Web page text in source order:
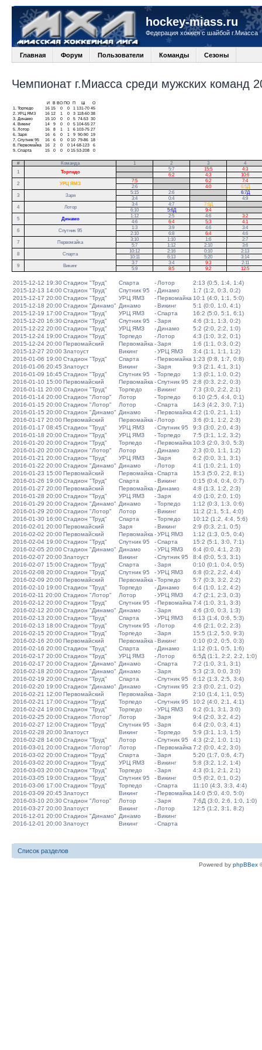
hockey-miass.ru
Федерация хоккея с шайбой г.Миасса
Главная Форум Пользователи Команды Сезоны
Чемпионат г.Миасса среди мужских команд
И В ВО ПО П
О
1.
Торпедо 16 15 0 0 1 131-70 45
2. УРЦ ЯМЗ 16 12 1 0 3 118-60 38
3.
Динамо 15 10 0 0 5 74-53 30
4.
Викинг 14 9 0 0 5 104-55 27
5. Лотор 16 8 1 1 6 103-75 27
6. Заря 16 6 0 1 9 90-90 19
7. Спутник 95 16 6 0 0 10 79-86 18
8.
Первомайка 16 2 0 0 14 68-123
6
9. Спарта 15 0 0 0 15 53-208 0
# Команда 1 2 3
4
1
Торпедо
5:7 15:5
4:3
6:2 4:3
10:6
2
УРЦ ЯМЗ
7:5 6:2
7:4
2:6
4:0
6:5Д
3
Заря
5:15 2:6
6:7Д
3:4
0:4
4:9
4
Лотор
3:4 4:7 7:6Д
6:10
5:6Д 9:4
5
Динамо
1:12 2:5 4:6
3:2
4:6
6:4 5:3
4:1
6
Спутник 95
1:3 3:9 4:6
3:4
2:10
6:8 6:4
4:6
7
Первомайка
3:10 1:10 1:6
2:7
5:7
1:12 2:10
3:6
8
Спарта
10:12 2:16 0:10
2:13
10:11
6:13 5:20
3:14
9
Викинг
3:7 3:4 9:3
2:11
5:9
8:5 9:2 12:5
2015-12-12 19:30Стадион "Труд" Спарта - Лотор
2:13 (0:5, 1:4, 1:4)
2015-12-13 14:00Стадион "Труд" Спутник 95 - Динамо
1:7 (1:2, 0:3, 0:2)
2015-12-17 20:00Стадион "Труд" УРЦ ЯМЗ -Первомайка 10:1 (4:0, 1:1, 5:0)
2015-12-18 20:00Стадион "Динамо" Динамо -Викинг
5:1 (0:0, 1:0, 4:1)
2015-12-19 17:00Стадион "Труд" УРЦ ЯМЗ -Спарта
16:2 (5:0, 5:1, 6:1)
2015-12-20 16:30Стадион "Труд" Спутник 95 -Заря
4:6 (3:1, 1:3, 0:2)
2015-12-22 20:00Стадион "Труд" УРЦ ЯМЗ - Динамо
5:2 (2:0, 2:2, 1:0)
2015-12-24 19:00Стадион "Труд" Торпедо - Лотор
4:3 (1:0, 3:2, 0:1)
2015-12-24 20:00Первомайский Первомайка -Заря
1:6 (1:1, 0:3, 0:2)
2015-12-27 20:00Златоуст Викинг -УРЦ ЯМЗ
3:4 (1:1, 1:1, 1:2)
2016-01-06 19:00Стадион "Труд" Спарта -Первомайка 1:23 (0:8, 1:7, 0:8)
2016-01-06 20:45 Златоуст Викинг -Заря
9:3 (2:1, 4:1, 3:1)
2016-01-09 16:45 Стадион "Труд" Спутник 95 -Торпедо
1:3 (0:1, 1:0, 0:2)
2016-01-10 15:00Первомайский Первомайка -Спутник 95
2:8 (0:3, 2:2, 0:3)
2016-01-11 20:00 Стадион "Труд" Торпедо -Викинг
7:3 (3:0, 2:2, 2:1)
2016-01-14 20:00Стадион "Лотор" Лотор -Торпедо
6:10 (2:5, 4:4, 0:1)
2016-01-15 20:00Стадион "Лотор" Лотор -Спарта
14:3 (4:2, 3:0, 7:1)
2016-01-15 20:00Стадион "Динамо" Динамо -Первомайка 4:2 (1:0, 2:1, 1:1)
2016-01-17 20:00Первомайский Первомайка - Лотор
3:6 (0:1, 1:2, 2:3)
2016-01-17 08:45 Стадион "Труд" УРЦ ЯМЗ -Спутник 95
9:3 (3:0, 2:0, 4:3)
2016-01-18 20:00Стадион "Труд" УРЦ ЯМЗ -Торпедо
7:5 (3:1, 1:2, 3:2)
2016-01-20 20:00Стадион "Труд" Торпедо -Первомайка 10:3 (2:0, 3:0, 5:3)
2016-01-20 20:00Стадион "Лотор" Лотор - Динамо
2:3 (0:0, 1:1, 1:2)
2016-01-21 20:00Стадион "Труд" УРЦ ЯМЗ -Заря
6:2 (0:0, 3:1, 3:1)
2016-01-22 20:00Стадион "Динамо" Динамо - Лотор
4:1 (1:0, 2:1, 1:0)
2016-01-23 15:00Первомайский Первомайка -Спарта
15:3 (5:0, 2:2, 8:1)
2016-01-26 19:00Стадион "Труд" Спарта -Викинг
0:15 (0:4, 0:4, 0:7)
2016-01-27 20:00Первомайский Первомайка - Динамо
4:8 (1:3, 1:2, 2:3)
2016-01-28 20:00Стадион "Труд" УРЦ ЯМЗ -Заря
4:0 (1:0, 2:0, 1:0)
2016-01-29 20:00Стадион "Динамо" Динамо -Торпедо
1:12 (0:3, 1:3, 0:6)
2016-01-29 20:00Стадион "Лотор" Лотор -Викинг
11:2 (2:1, 5:1, 4:0)
2016-01-30 16:00Стадион "Труд" Спарта -Торпедо
10:12 (1:2, 4:4, 5:6)
2016-02-01 20:00Первомайский Заря -Викинг
2:9 (0:3, 2:1, 0:5)
2016-02-02 20:00Первомайский Первомайка -УРЦ ЯМЗ
1:12 (1:3, 0:5, 0:4)
2016-02-04 19:00Стадион "Труд" Спутник 95 -Спарта
15:2 (5:1, 3:0, 7:1)
2016-02-05 20:00Стадион "Динамо" Динамо -УРЦ ЯМЗ
6:4 (0:0, 4:1, 2:3)
2016-02-07 20:00Златоуст Викинг -Спутник 95
8:4 (0:0, 5:3, 3:1)
2016-02-07 15:00Стадион "Труд" Спарта -Заря
0:10 (0:1, 0:4, 0:5)
2016-02-08 20:00Стадион "Труд" Спутник 95 -УРЦ ЯМЗ
6:8 (0:2, 2:2, 4:4)
2016-02-09 20:00Первомайский Первомайка -Торпедо
5:7 (0:3, 3:2, 2:2)
2016-02-10 19:00Стадион "Труд" Торпедо - Динамо
6:4 (1:0, 1:2, 4:2)
2016-02-11 20:00 Стадион "Лотор" Лотор -УРЦ ЯМЗ
4:7 (2:1, 2:3, 0:3)
2016-02-12 20:00Стадион "Труд" Спутник 95 -Первомайка 7:4 (1:0, 3:1, 3:3)
2016-02-12 20:00Стадион "Динамо" Динамо -Заря
4:6 (3:0, 0:3, 1:3)
2016-02-13 20:00Стадион "Труд" Спарта -УРЦ ЯМЗ
6:13 (1:4, 0:6, 5:3)
2016-02-13 18:00Стадион "Труд" Спутник 95 - Лотор
4:6 (2:1, 0:2, 2:3)
2016-02-15 20:00Стадион "Труд" Торпедо -Заря
15:5 (1:2, 5:0, 9:3)
2016-02-16 20:00Первомайский Первомайка -Викинг
0:10 (0:2, 0:5, 0:3)
2016-02-16 20:00Стадион "Труд" Спарта - Динамо
1:12 (0:1, 0:5, 1:6)
2016-02-17 20:00Стадион "Труд" УРЦ ЯМЗ - Лотор
6:5Д (1:1, 2:2, 2:2, 1:0)
2016-02-17 20:00Стадион "Динамо" Динамо -Спарта
7:2 (1:0, 3:1, 3:1)
2016-02-18 20:00Стадион "Динамо" Динамо -Заря
5:3 (2:3, 0:0, 3:0)
2016-02-19 20:00Стадион "Труд" Спарта -Спутник 95
6:12 (1:3, 2:5, 3:4)
2016-02-20 19:00Стадион "Динамо" Динамо -Спутник 95
2:3 (0:0, 2:1, 0:2)
2016-02-21 12:00Первомайский Первомайка -Заря
2:10 (1:4, 1:1, 0:5)
2016-02-21 17:00Стадион "Труд" Торпедо -Спутник 95
10:2 (4:0, 2:1, 4:1)
2016-02-24 19:00Стадион "Труд" Торпедо -УРЦ ЯМЗ
6:2 (0:1, 3:1, 3:0)
2016-02-25 20:00Стадион "Лотор" Лотор -Заря
9:4 (2:0, 3:2, 4:2)
2016-02-27 12:00Стадион "Труд" Спутник 95 -Заря
6:4 (2:0, 0:3, 4:1)
2016-02-28 20:00Златоуст Викинг -Торпедо
5:9 (3:1, 1:3, 1:5)
2016-02-28 14:00Стадион "Труд" Лотор -Спутник 95
4:3 (2:2, 1:0, 1:1)
2016-03-01 20:00Стадион "Лотор" Лотор -Первомайка 7:2 (0:0, 4:2, 3:0)
2016-03-02 20:00Стадион "Труд" Спарта -Заря
5:20 (1:7, 0:6, 4:7)
2016-03-02 20:00Стадион "Труд" УРЦ ЯМЗ -Викинг
5:8 (3:2, 1:2, 1:4)
2016-03-03 20:00Стадион "Труд" Торпедо -Заря
4:3 (0:1, 2:1, 2:1)
2016-03-05 19:00Стадион "Труд" Спутник 95 -Викинг
0:5 (0:2, 0:1, 0:2)
2016-03-06 17:00Стадион "Труд" Торпедо -Спарта
11:10 (4:3, 3:3, 4:4)
2016-03-09 20:45 Златоуст Викинг -Первомайка 14:0 (5:0, 4:0, 5:0)
2016-03-10 20:30Стадион "Лотор" Лотор -Заря
7:6Д (3:0, 2:6, 1:0, 1:0)
2016-03-27 20:00Златоуст Викинг - Лотор
12:5 (1:2, 3:1, 8:2)
2016-12-01 20:00Стадион "Динамо" Динамо -Викинг
2016-12-01 20:00Златоуст Викинг -Спарта
Список разделов
Powered by phpBBex